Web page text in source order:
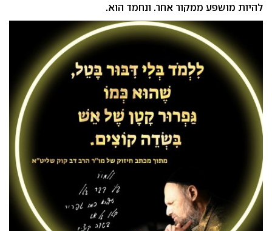
להיות מושפע ממקור אחר. ונחמד הוא.